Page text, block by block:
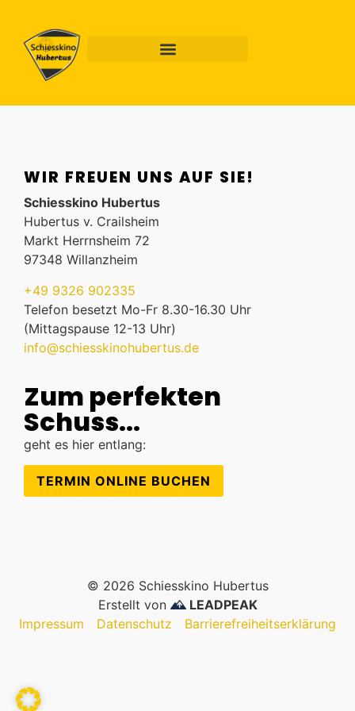
WIR FREUEN UNS AUF SIE!
Schiesskino Hubertus
Hubertus v. Crailsheim
Markt Herrnsheim 72
97348 Willanzheim
+49 9326 902335
Telefon besetzt Mo-Fr 8.30-16.30 Uhr
(Mittagspause 12-13 Uhr)
info@schiesskinohubertus.de
Zum perfekten
Schuss...
geht es hier entlang:
TERMIN ONLINE BUCHEN
© 2026 Schiesskino Hubertus
Erstellt von
LEADPEAK
Impressum
Datenschutz Barrierefreiheitserklärung